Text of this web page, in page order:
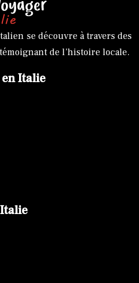
se découvre à travers des
de l’histoire locale.
Italie